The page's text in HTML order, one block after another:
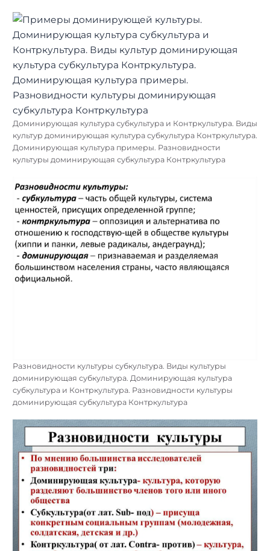
Доминирующая культура субкультура и Контркультура. Виды
культур доминирующая культура субкультура Контркультура.
Доминирующая культура примеры. Разновидности
культуры доминирующая субкультура Контркультура
Разновидности культуры субкультура. Виды культуры
доминирующая субкультура. Доминирующая культура
субкультура и Контркультура. Разновидности культуры
доминирующая субкультура Контркультура